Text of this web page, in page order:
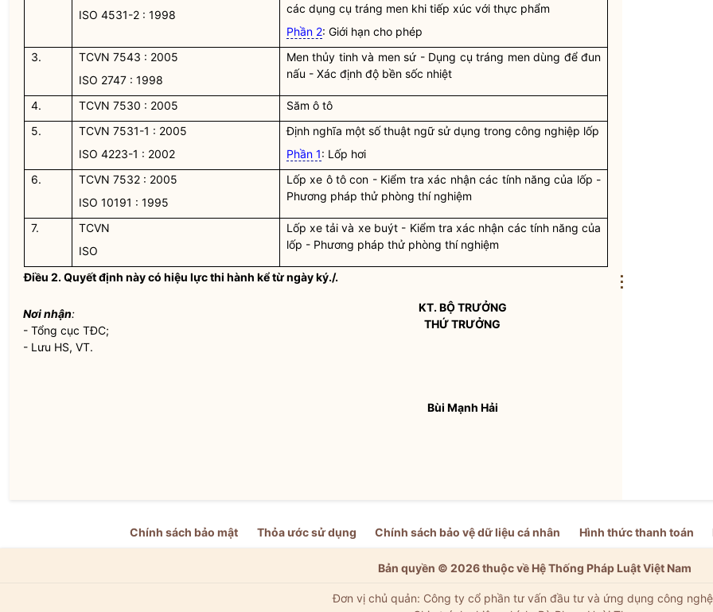
ISO 4531-2 : 1998
các dụng cụ tráng men khi tiếp xúc với thực phẩm
Phần 2: Giới hạn cho phép
3.
TCVN 7543 : 2005
ISO 2747 : 1998
Men thủy tinh và men sứ - Dụng cụ tráng men dùng để đun
nấu - Xác định độ bền sốc nhiệt
4. TCVN 7530 : 2005
Săm ô tô
5.
TCVN 7531-1 : 2005
ISO 4223-1 : 2002
Định nghĩa một số thuật ngữ sử dụng trong công nghiệp lốp
Phần 1: Lốp hơi
6.
TCVN 7532 : 2005
ISO 10191 : 1995
Lốp xe ô tô con - Kiểm tra xác nhận các tính năng của lốp -
Phương pháp thử phòng thí nghiệm
7.
TCVN
ISO
Lốp xe tải và xe buýt - Kiểm tra xác nhận các tính năng của
lốp - Phương pháp thử phòng thí nghiệm
Điều 2.Quyết định này có hiệu lực thi hành kể từ ngày ký./.
Nơi nhận:
- Tổng cục TĐC;
- Lưu HS, VT.
KT. BỘ TRƯỞNG
THỨ TRƯỞNG
Bùi Mạnh Hải
Chính sách bảo mật Thỏa ước sử dụng Chính sách bảo vệ dữ liệu cá nhân Hình thức thanh toán
Bản quyền © 2026 thuộc về Hệ Thống Pháp Luật Việt Nam
Đơn vị chủ quản: Công ty cổ phần tư vấn đầu tư và ứng dụng công
⋮